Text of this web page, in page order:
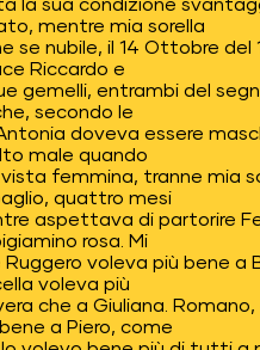
la sua condizione
mentre mia sorella
se nubile, il 14 Ottobre del
Riccardo e
gemelli, entrambi del
secondo le
doveva essere
male quando
vista femmina, tranne mia
quattro mesi
aspettava di partorire
rosa. Mi
Ruggero voleva più bene a
voleva più
che a Giuliana.
a Piero, come